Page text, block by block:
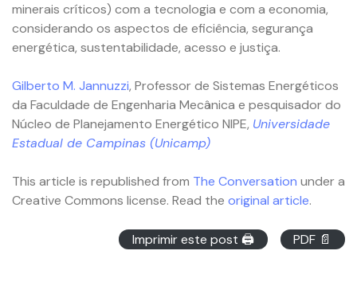
minerais críticos) com a tecnologia e com a economia,
considerando os aspectos de eficiência, segurança
energética, sustentabilidade, acesso e justiça.
Gilberto M. Jannuzzi, Professor de Sistemas Energéticos
da Faculdade de Engenharia Mecânica e pesquisador do
Núcleo de Planejamento Energético NIPE, Universidade
Estadual de Campinas (Unicamp)
This article is republished from The Conversation under a
Creative Commons license. Read the original article.
Imprimir este post 🖨 PDF 📄